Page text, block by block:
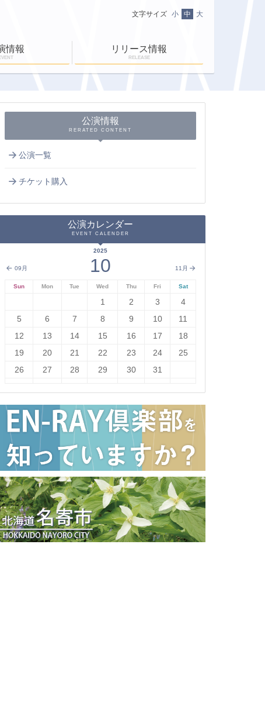
文字サイズ 小 中 大
情報
EVENT
リリース情報
RELEASE
公演情報
RERATED CONTENT
公演一覧
チケット購入
公演カレンダー
EVENT CALENDER
09月 11月
2025
10
Sun Mon Tue Wed Thu Fri Sat
1 2 3
4
5
6 7 8 9 10
11
12
13 14 15 16 17
18
19
20 21 22 23 24
25
26
27 28 29 30 31